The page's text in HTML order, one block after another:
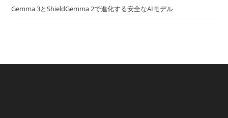
Gemma 3とShieldGemma 2で進化する安全なAIモデル